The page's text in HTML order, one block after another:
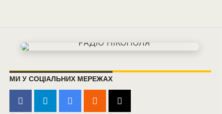
МИ У СОЦІАЛЬНИХ МЕРЕЖАХ